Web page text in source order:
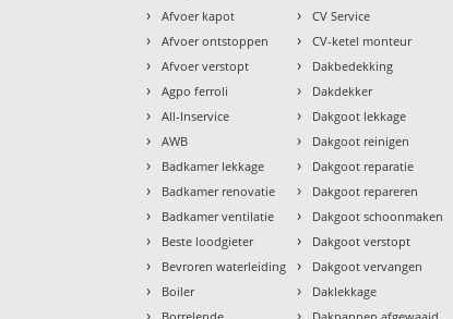
› Afvoer kapot
› Afvoer ontstoppen
› Afvoer verstopt
› Agpo ferroli
› All-Inservice
› AWB
› Badkamer lekkage
› Badkamer renovatie
› Badkamer ventilatie
› Beste loodgieter
› Bevroren waterleiding
› Boiler
› CV Service
› CV-ketel monteur
› Dakbedekking
› Dakdekker
› Dakgoot lekkage
› Dakgoot reinigen
› Dakgoot reparatie
› Dakgoot repareren
› Dakgoot schoonmaken
› Dakgoot verstopt
› Dakgoot vervangen
› Daklekkage